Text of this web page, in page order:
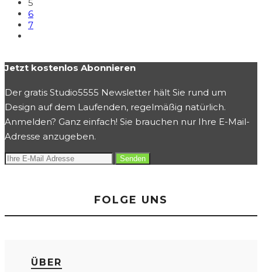
5
6
7
Jetzt kostenlos Abonnieren
Der gratis Studio5555 Newsletter hält Sie rund um
Design auf dem Laufenden, regelmäßig natürlich.
Anmelden? Ganz einfach! Sie brauchen nur Ihre E-Mail-
Adresse anzugeben.
FOLGE UNS
ÜBER